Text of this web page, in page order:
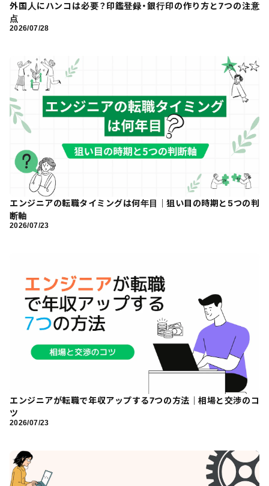
外国人にハンコは必要？印鑑登録・銀行印の作り方と7つの注意
点
2026/07/28
エンジニアの転職タイミングは何年目｜狙い目の時期と5つの判
断軸
2026/07/23
エンジニアが転職で年収アップする7つの方法｜相場と交渉のコ
ツ
2026/07/23